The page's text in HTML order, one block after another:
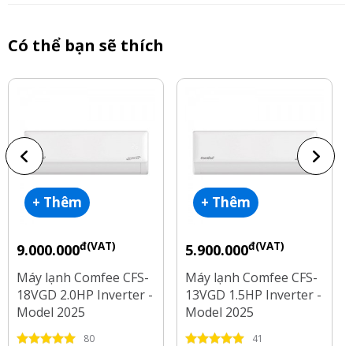
Có thể bạn sẽ thích
+ Thêm
9.000.000đ(VAT)
Máy lạnh Comfee CFS-
18VGD 2.0HP Inverter -
Model 2025
80
+ Thêm
5.900.000đ(VAT)
Máy lạnh Comfee CFS-
13VGD 1.5HP Inverter -
Model 2025
41